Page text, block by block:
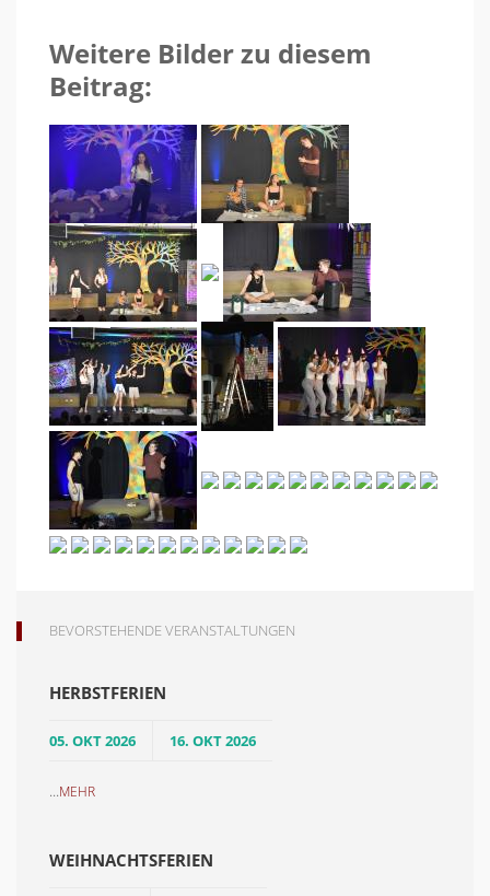
Weitere Bilder zu diesem
Beitrag:
BEVORSTEHENDE VERANSTALTUNGEN
HERBSTFERIEN
05. OKT 2026 16. OKT 2026
...MEHR
WEIHNACHTSFERIEN